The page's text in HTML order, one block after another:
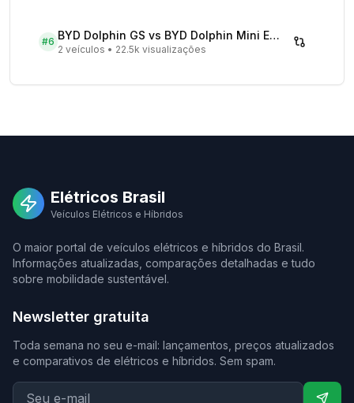
#6 BYD Dolphin GS vs BYD Dolphin Mini EV - Comparativo Completo
2 veículos • 22.5k visualizações
Elétricos Brasil
Veículos Elétricos e Híbridos
O maior portal de veículos elétricos e híbridos do Brasil.
Informações atualizadas, comparações detalhadas e tudo
sobre mobilidade sustentável.
Newsletter gratuita
Toda semana no seu e-mail: lançamentos, preços atualizados
e comparativos de elétricos e híbridos. Sem spam.